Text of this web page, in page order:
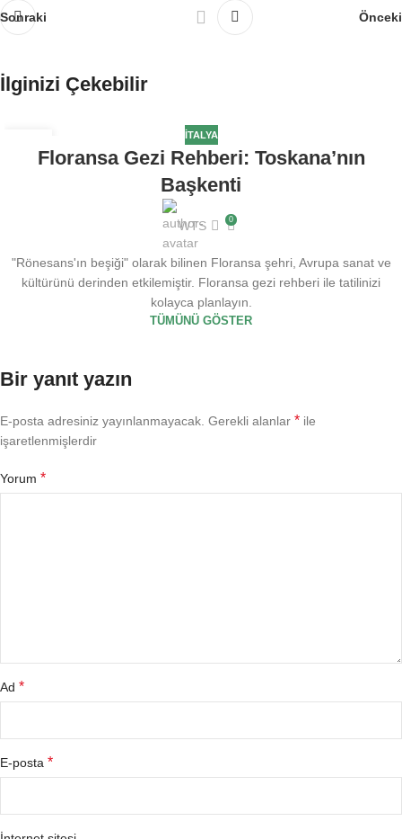
Sonraki Önceki
İlginizi Çekebilir
İTALYA
Floransa Gezi Rehberi: Toskana’nın
Başkenti
WTS 0
"Rönesans'ın beşiği" olarak bilinen Floransa şehri, Avrupa sanat ve
kültürünü derinden etkilemiştir. Floransa gezi rehberi ile tatilinizi
kolayca planlayın.
TÜMÜNÜ GÖSTER
Bir yanıt yazın
E-posta adresiniz yayınlanmayacak. Gerekli alanlar * ile
işaretlenmişlerdir
Yorum *
Ad *
E-posta *